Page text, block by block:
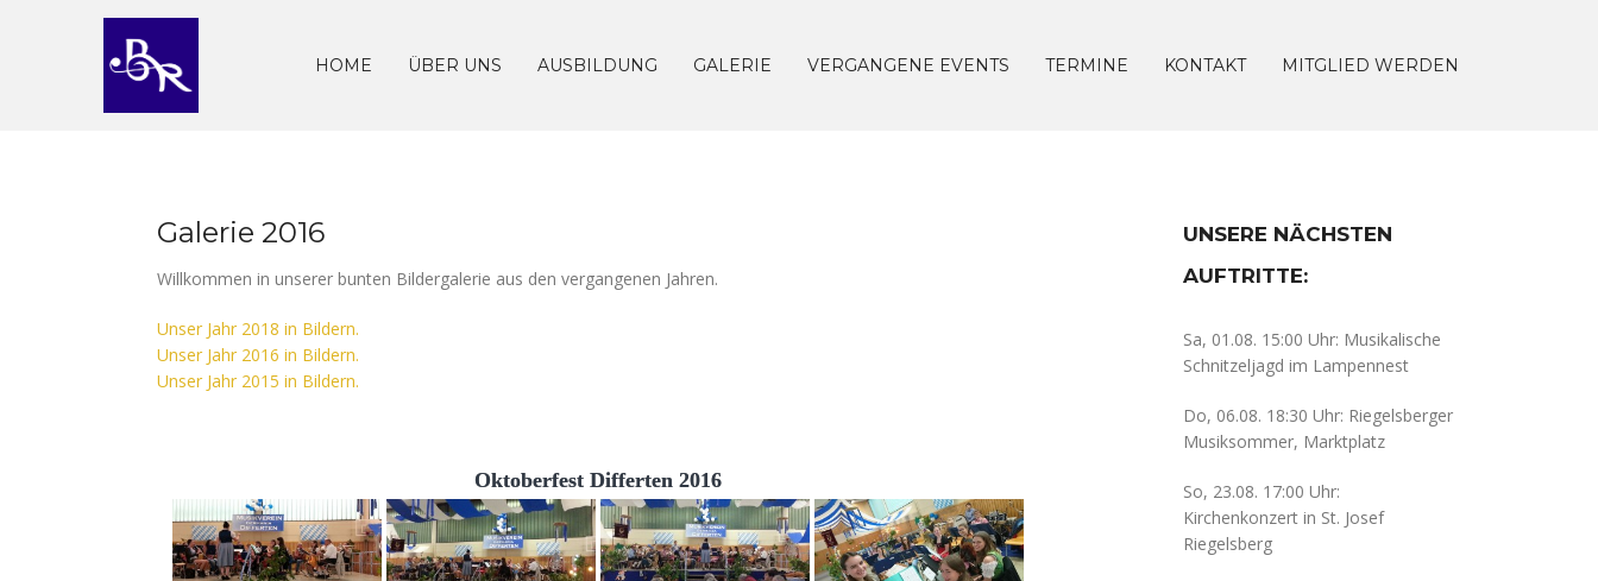
HOME ÜBER UNS AUSBILDUNG GALERIE VERGANGENE EVENTS TERMINE KONTAKT MITGLIED WERDEN
Galerie 2016
Willkommen in unserer bunten Bildergalerie aus den vergangenen Jahren.
Unser Jahr 2018 in Bildern.
Unser Jahr 2016 in Bildern.
Unser Jahr 2015 in Bildern.
Oktoberfest Differten 2016
UNSERE NÄCHSTEN
AUFTRITTE:
Sa, 01.08. 15:00 Uhr: Musikalische
Schnitzeljagd im Lampennest
Do, 06.08. 18:30 Uhr: Riegelsberger
Musiksommer, Marktplatz
So, 23.08. 17:00 Uhr:
Kirchenkonzert in St. Josef
Riegelsberg